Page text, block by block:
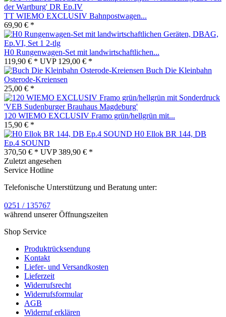
TT WIEMO EXCLUSIV Bahnpostwagen...
69,90 € *
H0 Rungenwagen-Set mit landwirtschaftlichen...
119,90 € * UVP 129,00 € *
Buch Die Kleinbahn
Osterode-Kreiensen
25,00 € *
120 WIEMO EXCLUSIV Framo grün/hellgrün mit...
15,90 € *
H0 Ellok BR 144, DB
Ep.4 SOUND
370,50 € * UVP389,90 € *
Zuletzt angesehen
Service Hotline
Telefonische Unterstützung und Beratung unter:
0251 / 135767
während unserer Öffnungszeiten
Shop Service
Produktrücksendung
Kontakt
Liefer- und Versandkosten
Lieferzeit
Widerrufsrecht
Widerrufsformular
AGB
Widerruf erklären